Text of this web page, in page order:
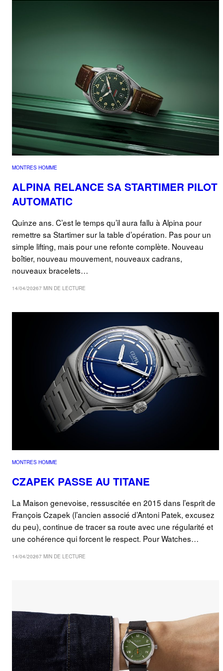
MONTRES HOMME
ALPINA RELANCE SA STARTIMER PILOT
AUTOMATIC
Quinze ans. C’est le temps qu’il aura fallu à Alpina pour
remettre sa Startimer sur la table d’opération. Pas pour un
simple lifting, mais pour une refonte complète. Nouveau
boîtier, nouveau mouvement, nouveaux cadrans,
nouveaux bracelets…
14/04/20267 MIN DE LECTURE
MONTRES HOMME
CZAPEK PASSE AU TITANE
La Maison genevoise, ressuscitée en 2015 dans l’esprit de
François Czapek (l’ancien associé d’Antoni Patek, excusez
du peu), continue de tracer sa route avec une régularité et
une cohérence qui forcent le respect. Pour Watches…
14/04/20267 MIN DE LECTURE